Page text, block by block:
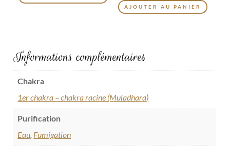
AJOUTER AU PANIER
Informations complémentaires
Chakra
1er chakra – chakra racine (Muladhara)
Purification
Eau, Fumigation